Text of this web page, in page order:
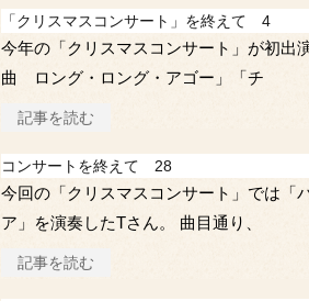
「クリスマスコンサート」を終えて 4
今年の「クリスマスコンサート」が初出
曲 ロング・ロング・アゴー」「チ
記事を読む
コンサートを終えて 28
今回の「クリスマスコンサート」では
ア」を演奏したTさん。 曲目通り、
記事を読む